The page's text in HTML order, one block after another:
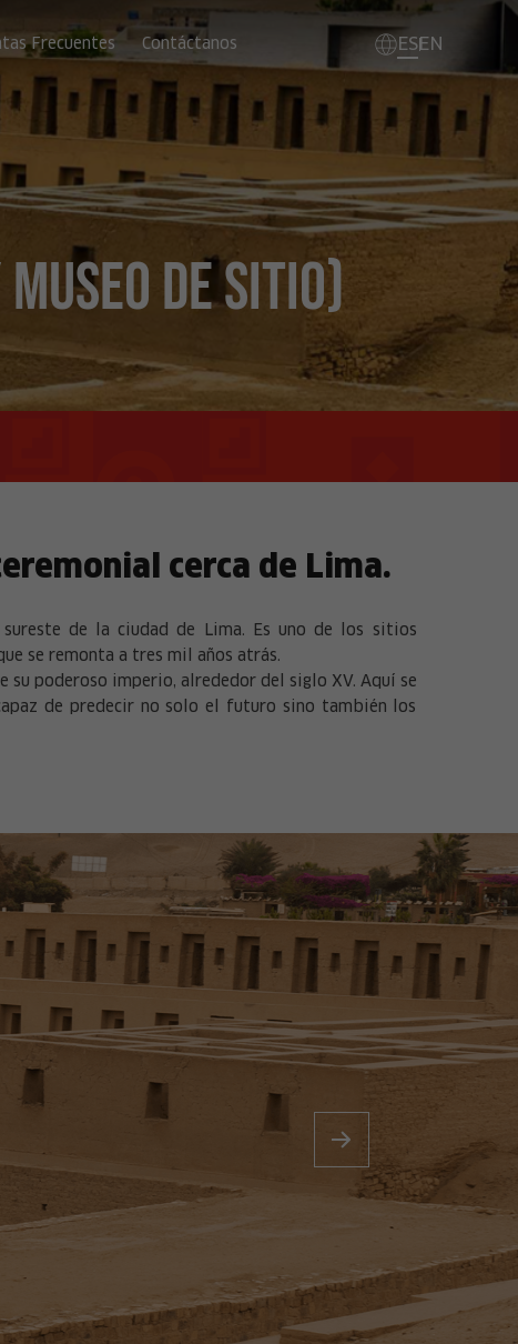
Frecuentes Contáctanos ESEN
de sitio)
cerca de Lima.
de la ciudad de Lima. Es uno de los sitios
se remonta a tres mil años atrás.
poderoso imperio, alrededor del siglo XV. Aquí se
de predecir no solo el futuro sino también los